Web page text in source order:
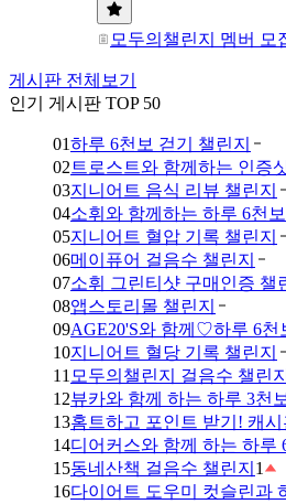
모두의챌린지 멤버 모
게시판 전체보기
인기 게시판 TOP 50
01하루 6천보 걷기 챌린지
02 트로스트와 함께하는 인증
03지니어트 음식 리뷰 챌린지
04소휘와 함께하는 하루 6천
05지니어트 혈압 기록 챌린지
06메이퓨어 걸음수 챌린지
07소휘 그린티샷 구매인증 챌
08앱스토리몰 챌린지
09AGE20'S와 함께♡하루 6천
10지니어트 혈당 기록 챌린지
11 모두의챌린지 걸음수 챌린지
12뷰카와 함께 하는 하루 3천
13홈트하고 포인트 받기! 캐시
14디어커스와 함께 하는 하루
15동네산책 걸음수 챌린지 1
16다이어트 도우미 컷슬린과